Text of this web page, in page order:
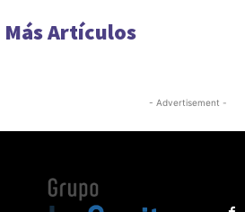
Más Artículos
- Advertisement -